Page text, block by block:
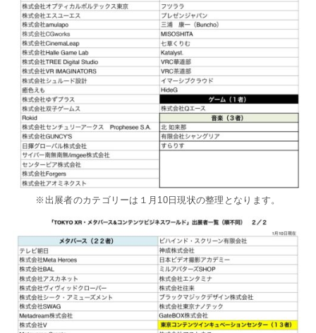
※出展者のカテゴリーは１月10日現状の整理となります。